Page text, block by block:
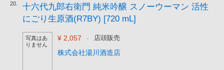
20.
十六代九郎右衛門 純米吟醸 スノーウーマン 活性
にごり生原酒(R7BY) [720 mL]
写真はあ
りません
¥ 2,057 - 店頭販売
株式会社湯川酒造店